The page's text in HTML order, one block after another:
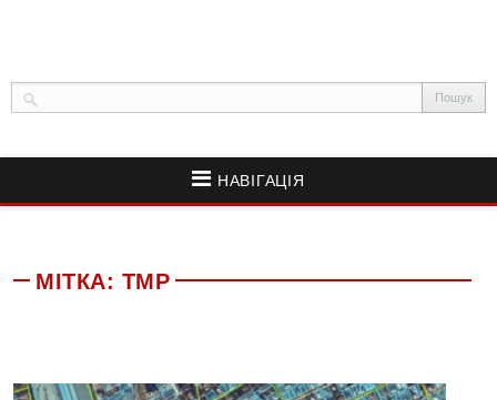
НАВІГАЦІЯ
МІТКА: ТМР